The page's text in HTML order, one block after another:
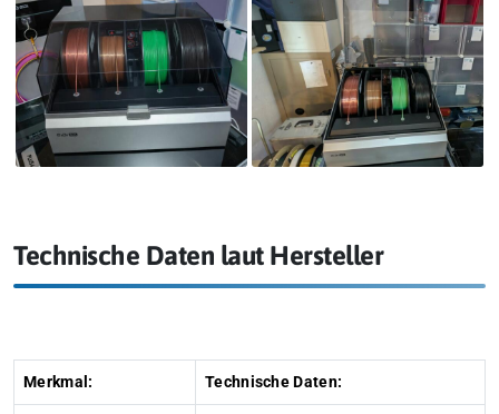
Technische Daten laut Hersteller
Merkmal: Technische Daten: